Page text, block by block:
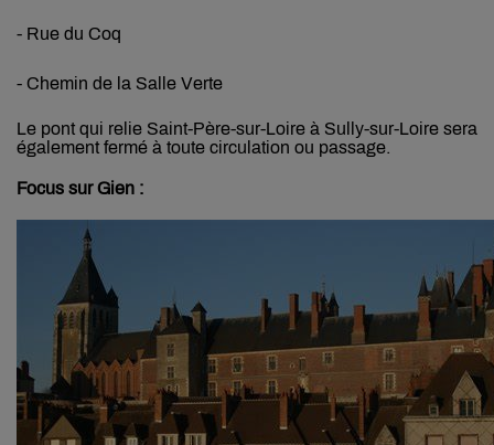
- Rue du Coq
- Chemin de la Salle Verte
Le pont qui relie Saint-Père-sur-Loire à Sully-sur-Loire sera
également fermé à toute circulation ou passage.
Focus sur Gien :